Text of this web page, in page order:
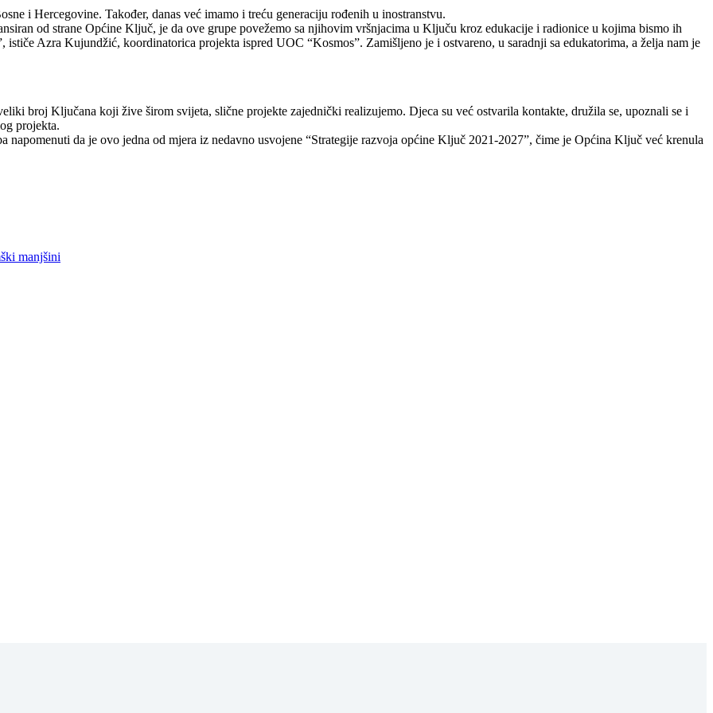
i Hercegovine. Također, danas već imamo i treću generaciju rođenih u inostranstvu.
od strane Općine Ključ, je da ove grupe povežemo sa njihovim vršnjacima u Ključu kroz edukacije i radionice u kojima bismo ih
Azra Kujundžić, koordinatorica projekta ispred UOC “Kosmos”. Zamišljeno je i ostvareno, u saradnji sa edukatorima, a želja nam je
broj Ključana koji žive širom svijeta, slične projekte zajednički realizujemo. Djeca su već ostvarila kontakte, družila se, upoznali se i
projekta.
da je ovo jedna od mjera iz nedavno usvojene “Strategije razvoja općine Ključ 2021-2027”, čime je Općina Ključ već krenula
manjšini